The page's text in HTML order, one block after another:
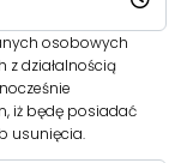
osobowych
z działalnością
iż będę posiadać
usunięcia.